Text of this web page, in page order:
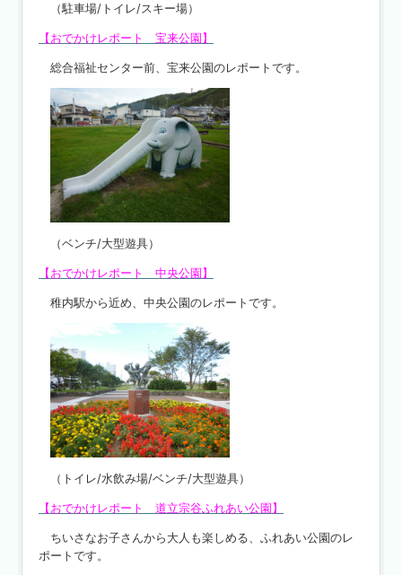
（駐車場/トイレ/スキー場）
【おでかけレポート 宝来公園】
総合福祉センター前、宝来公園のレポートです。
（ベンチ/大型遊具）
【おでかけレポート 中央公園】
稚内駅から近め、中央公園のレポートです。
（トイレ/水飲み場/ベンチ/大型遊具）
【おでかけレポート 道立宗谷ふれあい公園】
ちいさなお子さんから大人も楽しめる、ふれあい公園のレ
ポートです。